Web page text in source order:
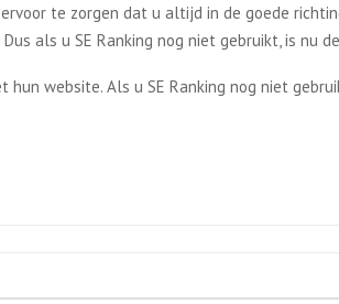
te zorgen dat u altijd in de goede
als u SE Ranking nog niet gebruikt, is nu
website. Als u SE Ranking nog niet